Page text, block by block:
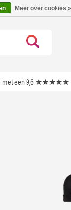
met een 9,6 ★★★★★
Meer over cookies »